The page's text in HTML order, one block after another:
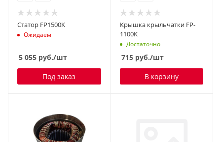
Статор FP1500K
Ожидаем
5 055 руб./шт
Под заказ
Крышка крыльчатки FP-
1100K
Достаточно
715руб./шт
В корзину